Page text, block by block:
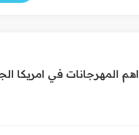
اهم المهرجانات في امريكا